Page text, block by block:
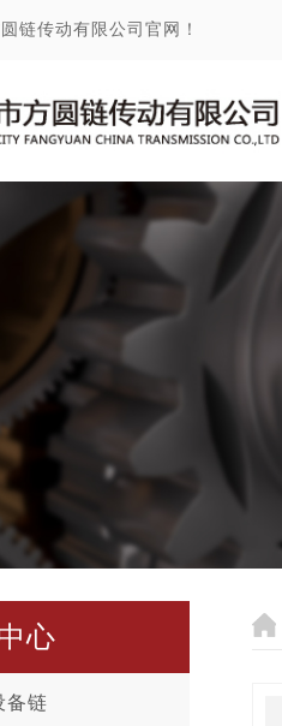
链传动有限公司官网！
心
备链